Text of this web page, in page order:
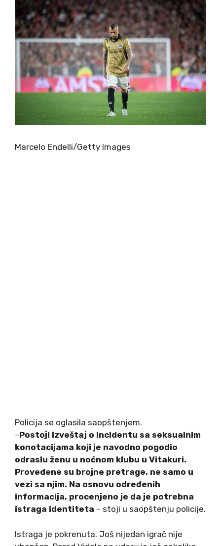
Marcelo Endelli/Getty Images
Policija se oglasila saopštenjem.
–Postoji izveštaj o incidentu sa seksualnim
konotacijama koji je navodno pogodio
odraslu ženu u noćnom klubu u Vitakuri.
Provedene su brojne pretrage, ne samo u
vezi sa njim. Na osnovu određenih
informacija, procenjeno je da je potrebna
istraga identiteta – stoji u saopštenju policije.
Istraga je pokrenuta. Još nijedan igrač nije